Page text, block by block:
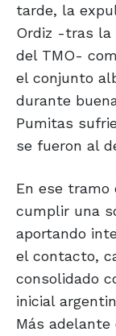
tarde, la
Ordiz -tras la
del TMO-
el conjunto
durante
Pumitas
se fueron al
En ese tramo
cumplir una
aportando
el contacto,
consolidado
inicial
Más adelante